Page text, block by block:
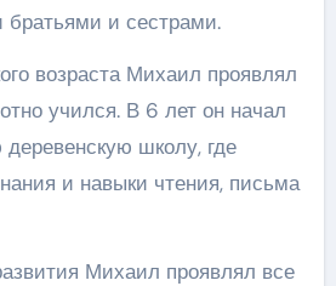
и сестрами.
возраста Михаил проявлял
учился. В 6 лет он начал
школу, где
и навыки чтения, письма
Михаил проявлял все